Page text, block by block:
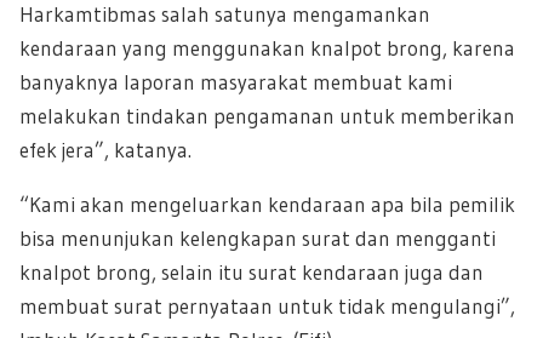
Harkamtibmas salah satunya mengamankan
kendaraan yang menggunakan knalpot brong, karena
banyaknya laporan masyarakat membuat kami
melakukan tindakan pengamanan untuk memberikan
efek jera”, katanya.
“Kami akan mengeluarkan kendaraan apa bila pemilik
bisa menunjukan kelengkapan surat dan mengganti
knalpot brong, selain itu surat kendaraan juga dan
membuat surat pernyataan untuk tidak mengulangi”,